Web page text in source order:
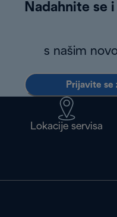
Nadahnite se
s našim
Prijavite se
Lokacije servisa